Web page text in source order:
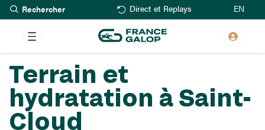
Aller
au
contenu
principal
Rechercher Direct et Replays EN
Terrain et
hydratation à Saint-
Cloud